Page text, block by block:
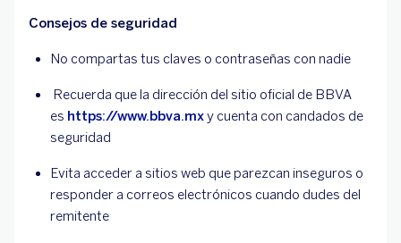
Consejos de seguridad
No compartas tus claves o contraseñas con nadie
Recuerda que la dirección del sitio oficial de BBVA
es https://www.bbva.mxy cuenta con candados de
seguridad
Evita acceder a sitios web que parezcan inseguros o
responder a correos electrónicos cuando dudes del
remitente